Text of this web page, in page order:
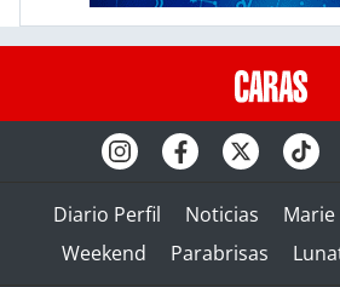
Diario Perfil Noticias Marie
Weekend
Parabrisas